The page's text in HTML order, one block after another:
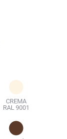
CREMA
RAL 9001